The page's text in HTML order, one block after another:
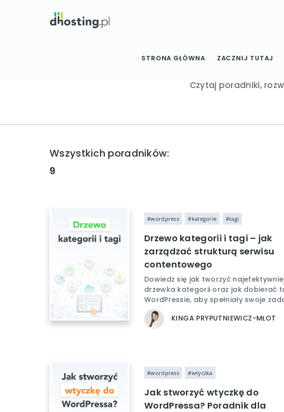
STRONA GŁÓWNA ZACZNIJ TUTAJ
Czytaj poradniki,
Wszystkich poradników:
9
#wordpress #kategorie #tagi
Drzewo kategorii i tagi – jak
zarządzać strukturą serwisu
contentowego
Dowiedz się jak tworzyć
drzewka kategorii oraz jak dobierać
WordPressie, aby spełniały swoje
KINGA PRYPUTNIEWICZ-MŁOT
#wordpress #wtyczka
Jak stworzyć wtyczkę do
WordPressa? Poradnik dla